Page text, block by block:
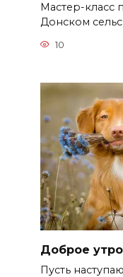
Мастер-класс
Донском
10
Доброе
Пусть